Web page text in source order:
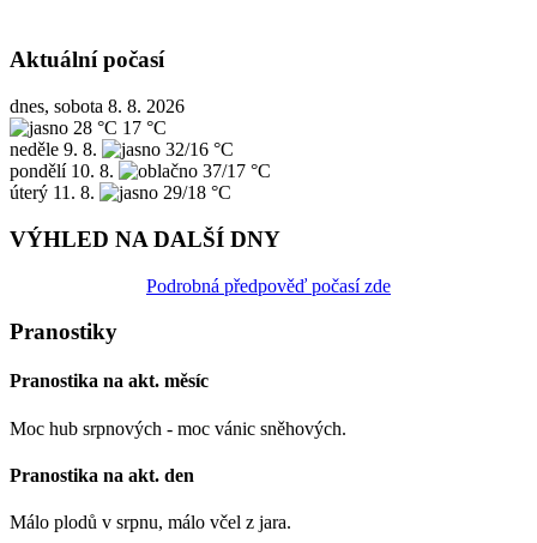
Aktuální počasí
dnes, sobota 8. 8. 2026
28 °C 17 °C
neděle 9. 8.
32/16 °C
pondělí 10. 8.
37/17 °C
úterý 11. 8. 29/18 °C
VÝHLED NA DALŠÍ DNY
Podrobná předpověď počasí zde
Pranostiky
Pranostika na akt. měsíc
Moc hub srpnových - moc vánic sněhových.
Pranostika na akt. den
Málo plodů v srpnu, málo včel z jara.